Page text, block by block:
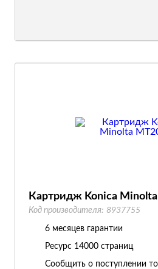
Картридж Konica
Код производителя: 8937755
6 месяцев гарантии
Ресурс 14000 страниц
Сообщить о поступлении